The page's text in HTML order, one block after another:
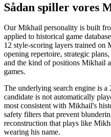
Sådan spiller vores
Our Mikhail personality is built
applied to historical game
12 style-scoring layers trained on
opening repertoire, strategic
and the kind of positions Mikhail
games.
The underlying search engine is
candidate is not automatically
most consistent with Mikhail's
safety filters that prevent
reconstruction that plays like
wearing his name.